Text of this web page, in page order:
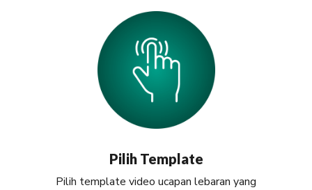
Pilih Template
Pilih template video ucapan lebaran yang